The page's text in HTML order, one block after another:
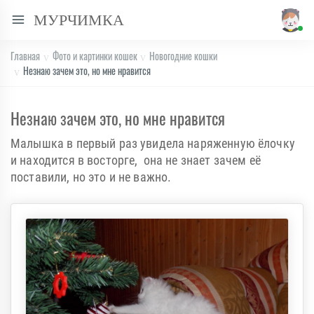
МУРЧИМКА
Главная Фото и картинки кошек
Новогодние кошки
Незнаю зачем это, но мне нравится
Незнаю зачем это, но мне нравится
Малышка в первый раз увидела наряженную ёлочку
и находится в восторге, она не знает зачем её
поставили, но это и не важно.